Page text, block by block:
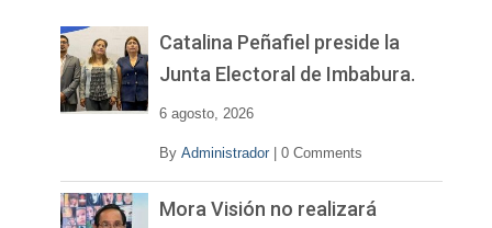
Catalina Peñafiel preside la
Junta Electoral de Imbabura.
6 agosto, 2026
By Administrador 0 Comments
Mora Visión no realizará